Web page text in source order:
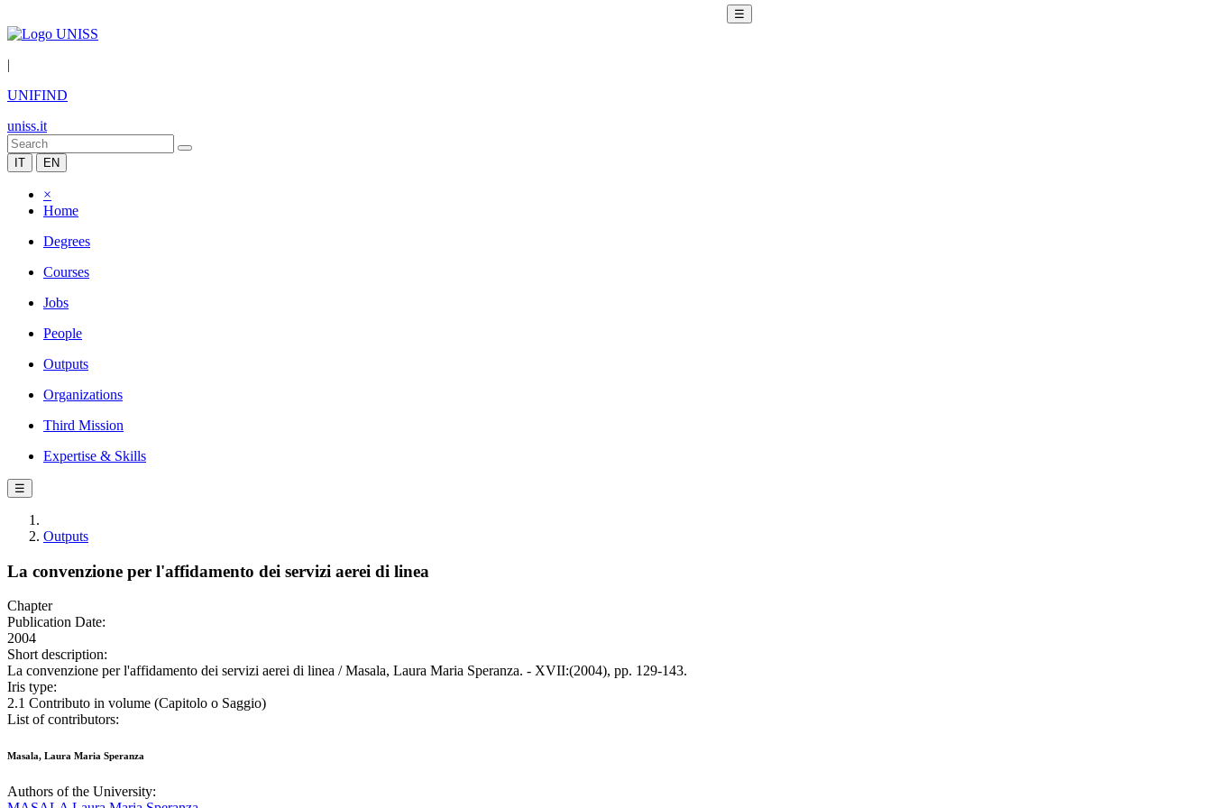
☰
|
UNIFIND
uniss.it
IT EN
×
Home
Degrees
Courses
Jobs
People
Outputs
Organizations
Third Mission
Expertise & Skills
☰
Outputs
La convenzione per l'affidamento dei servizi aerei di linea
Chapter
Publication Date:
2004
Short description:
La convenzione per l'affidamento dei servizi aerei di linea / Masala, Laura Maria Speranza. - XVII:(2004), pp. 129-143.
Iris type:
2.1 Contributo in volume (Capitolo o Saggio)
List of contributors:
Masala, Laura Maria Speranza
Authors of the University: